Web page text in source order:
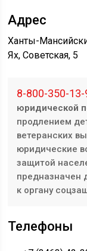
Адрес
Ханты-
Ях, Советская, 5
8-800-350-
юридической
продлением
ветеранских
юридические
защитой
предназначен
к органу
Телефоны